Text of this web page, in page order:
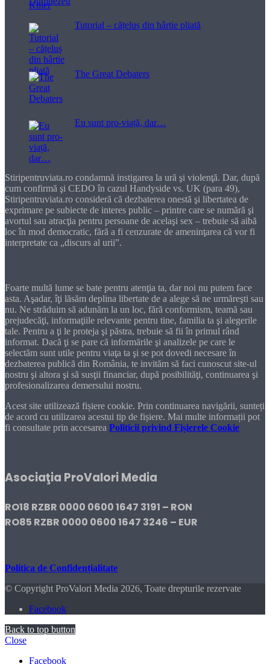
Tutorial – cățeluș din hârtie pliată
The Great Debaters
Eu sunt pro-viață, dar…
Stiripentruviata.ro condamnă instigarea la ură şi violenţă. Dar, după
cum confirmă şi CEDO în cazul Handyside vs. UK (para 49),
Stiripentruviata.ro consideră că dezbaterea onestă şi libertatea de
exprimare pe subiecte de interes public – printre care se numără şi
avortul sau atracţia pentru persoane de acelaşi sex – trebuie să aibă
loc în mod democratic, fără a fi cenzurate de ameninţarea că vor fi
interpretate ca „discurs al urii”.
Foarte multă lume se bate pentru atenţia ta, dar noi nu putem face
asta. Aşadar, îţi lăsăm deplina libertate de a alege să ne urmăreşti sau
nu. Ne străduim să adunăm la un loc, fără conformism, teamă sau
prejudecăţi, informaţiile relevante pentru tine, familia ta şi alegerile
tale. Pentru a ţi le proteja şi păstra, trebuie să fii în primul rând
informat. Dacă ţi se pare că informările şi analizele pe care le
selectăm sunt utile pentru viaţa ta şi se pot dovedi necesare în
dezbaterea publică din România, te invităm să faci cunoscut site-ul
nostru şi altora şi să susţii financiar, după posibilităţi, continuarea şi
profesionalizarea demersului nostru.
Acest site utilizează fișiere cookie. Prin continuarea navigării, sunteți
de acord cu utilizarea acestui tip de fișiere. Mai multe informații pot
fi consultate prin accesarea Politicii privind Fișierele Cookie
Asociaţia ProValori Media
RO18 RZBR 0000 0600 1647 3191 – RON
RO85 RZBR 0000 0600 1647 3246 – EUR
Politica de Confidențialitate
© Copyright ProValori Media 2026, Toate drepturile rezervate
Facebook
Back to top button
Close
Facebook